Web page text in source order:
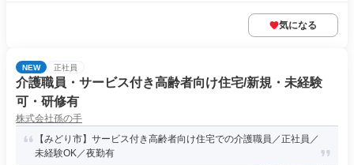
気になる
NEW 正社員
介護職員・サービス付き高齢者向け住宅/新規・未経験
可・研修有
株式会社孫の手
【みどり市】サービス付き高齢者向け住宅での介護職員／正社員／
未経験OK／夜勤有